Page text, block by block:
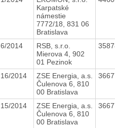
Karpatské
námestie
7772/18, 831 06
Bratislava
6/2014
RSB, s.r.o.
Mierova 4, 902
01 Pezinok
16/2014
ZSE Energia, a.s.
Čulenova 6, 810
00 Bratislava
15/2014
ZSE Energia, a.s.
Čulenova 6, 810
00 Bratislava